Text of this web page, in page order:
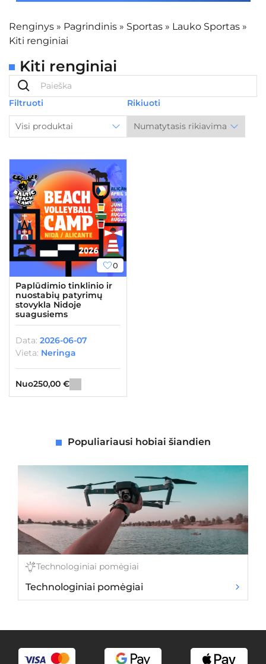
Renginys » Pagrindinis » Sportas » Lauko Sportas »
Kiti renginiai
Kiti renginiai
Filtruoti
Visi produktai
Rikiuoti
0
Paplūdimio tinklinio ir
nuostabių patyrimų
stovykla Nidoje
suagusiems
Data: 2026-06-07
Vieta: Neringa
Nuo250,00 €
Populiariausi hobiai šiandien
Technologiniai pomėgiai
Technologiniai pomėgiai